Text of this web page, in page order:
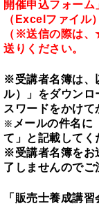
開催申込フォー
（Excelファイ
（※送信の際は
送りください。
※受講者名簿は、
ル）」をダウン
スワードをかけて
※ メールの件名に
て」と記載してく
※受講者名簿をお
了しませんのでご
「販売士養成講